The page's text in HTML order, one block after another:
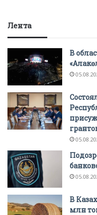
Лента
В
В
млн